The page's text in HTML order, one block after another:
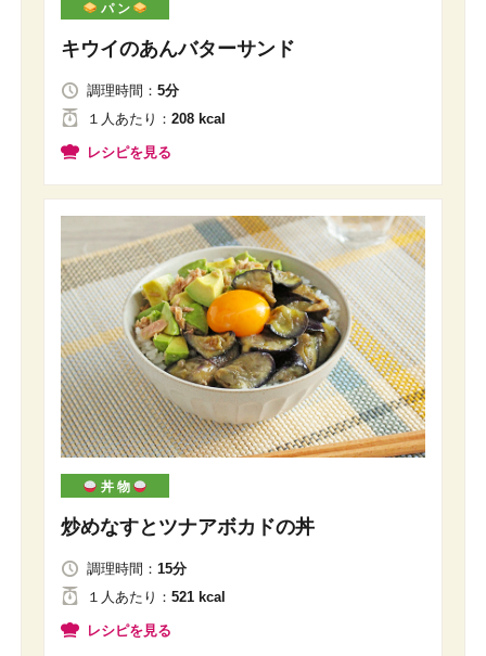
パ ン
キウイのあんバターサンド
調理時間： 5分
１人あたり ： 208 kcal
レシピを見る
丼 物
炒めなすとツナアボカドの丼
調理時間： 15分
１人 あたり ： 521 kcal
レシピを見る